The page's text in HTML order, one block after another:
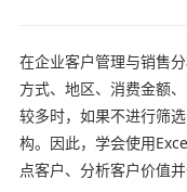
在企业客户管理与销售
方式、地区、消费金额
较多时，如果不进行筛
构。因此，学会使用
点客户、分析客户价值并